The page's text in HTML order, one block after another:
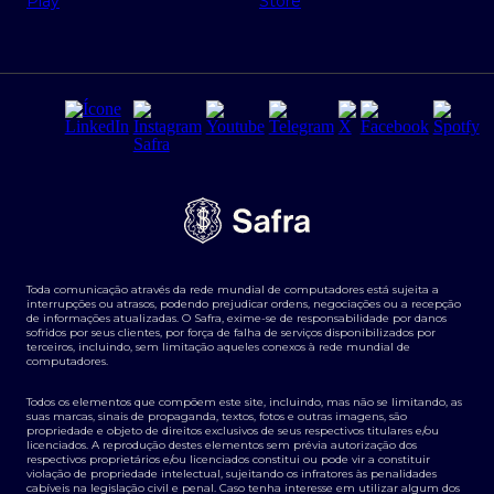
Regras e Parâmetros de Atuação Banco Safra
Segurança da Informação
Tarifas e serviços Pessoa Física
Transparência de remuneração
Termos e Condições para Portabilidade de Investimento
Derivativos
Agronegócios
Toda comunicação através da rede mundial de computadores está sujeita a
interrupções ou atrasos, podendo prejudicar ordens, negociações ou a recepção
de informações atualizadas. O Safra, exime-se de responsabilidade por danos
sofridos por seus clientes, por força de falha de serviços disponibilizados por
terceiros, incluindo, sem limitação aqueles conexos à rede mundial de
computadores.
Todos os elementos que compõem este site, incluindo, mas não se limitando, as
suas marcas, sinais de propaganda, textos, fotos e outras imagens, são
propriedade e objeto de direitos exclusivos de seus respectivos titulares e/ou
licenciados. A reprodução destes elementos sem prévia autorização dos
respectivos proprietários e/ou licenciados constitui ou pode vir a constituir
violação de propriedade intelectual, sujeitando os infratores às penalidades
cabíveis na legislação civil e penal. Caso tenha interesse em utilizar algum dos